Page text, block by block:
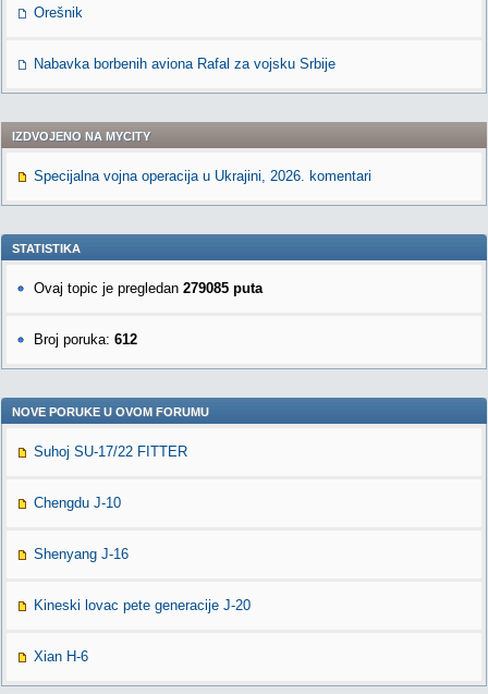
Orešnik
Nabavka borbenih aviona Rafal za vojsku Srbije
IZDVOJENO NA MYCITY
Specijalna vojna operacija u Ukrajini, 2026. komentari
STATISTIKA
Ovaj topic je pregledan 279085 puta
Broj poruka: 612
NOVE PORUKE U OVOM FORUMU
Suhoj SU-17/22 FITTER
Chengdu J-10
Shenyang J-16
Kineski lovac pete generacije J-20
Xian H-6